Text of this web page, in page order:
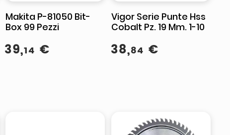
Makita P-81050 Bit-
Box 99 Pezzi
39,14 €
Vigor Serie Punte Hss
Cobalt Pz. 19 Mm. 1-10
38,84 €